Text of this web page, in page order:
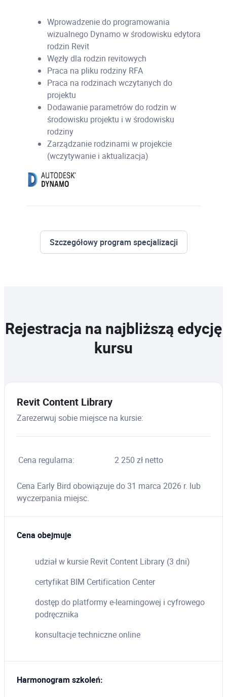
Wprowadzenie do programowania
wizualnego Dynamo w środowisku edytora
rodzin Revit
Węzły dla rodzin revitowych
Praca na pliku rodziny RFA
Praca na rodzinach wczytanych do
projektu
Dodawanie parametrów do rodzin w
środowisku projektu i w środowisku
rodziny
Zarządzanie rodzinami w projekcie
(wczytywanie i aktualizacja)
Szczegółowy program specjalizacji
Rejestracja na najbliższą edycję
kursu
Revit Content Library
Zarezerwuj sobie miejsce na kursie:
Cena regularna: 2 250 zł netto
Cena Early Bird obowiązuje do 31 marca 2026 r. lub
wyczerpania miejsc.
Cena obejmuje
udział w kursie Revit Content Library (3 dni)
certyfikat BIM Certification Center
dostęp do platformy e-learningowej i cyfrowego
podręcznika
konsultacje techniczne online
Harmonogram szkoleń: